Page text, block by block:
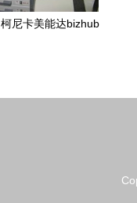
尼卡美能达bizhub